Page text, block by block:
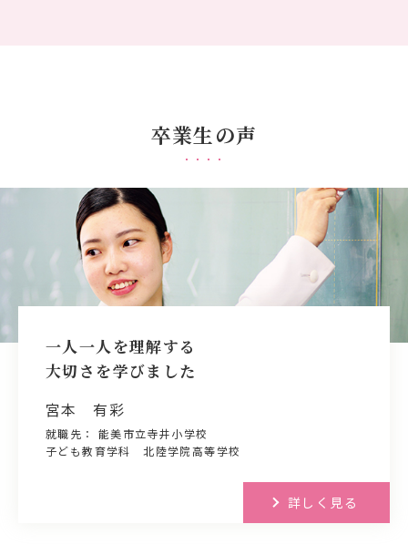
卒業生の声
一人一人を理解する
大切さを学びました
宮本 有彩
就職先： 能美市立寺井小学校
子ども教育学科 北陸学院高等学校
詳しく見る